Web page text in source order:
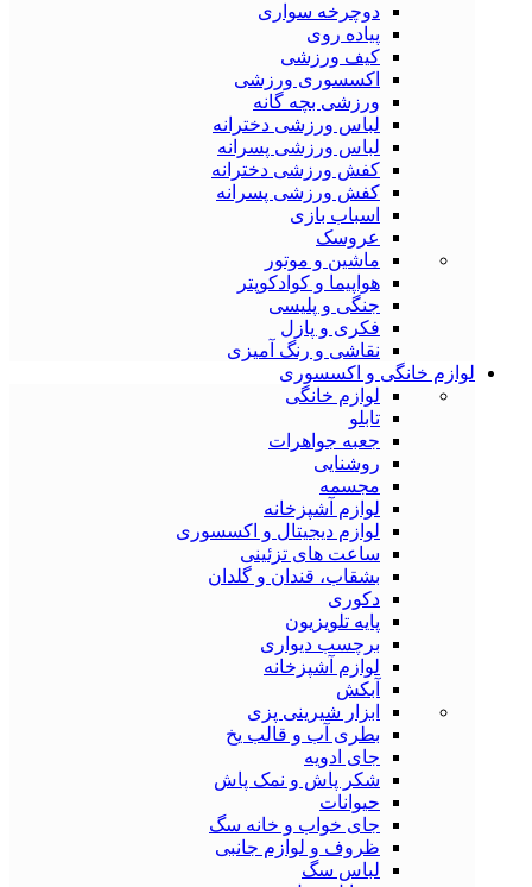
دوچرخه سواری
پیاده روی
کیف ورزشی
اکسسوری ورزشی
ورزشی بچه گانه
لباس ورزشی دخترانه
لباس ورزشی پسرانه
کفش ورزشی دخترانه
کفش ورزشی پسرانه
اسباب بازی
عروسک
ماشین و موتور
هواپیما و کوادکوپتر
جنگی و پلیسی
فکری و پازل
نقاشی و رنگ آمیزی
لوازم خانگی و اکسسوری
لوازم خانگی
تابلو
جعبه جواهرات
روشنایی
مجسمه
لوازم آشپزخانه
لوازم دیجیتال و اکسسوری
ساعت های تزئینی
بشقاب، قندان و گلدان
دکوری
پایه تلویزیون
برچسب دیواری
لوازم آشپزخانه
آبکش
ابزار شیرینی پزی
بطری آب و قالب یخ
جای ادویه
شکر پاش و نمک پاش
حیوانات
جای خواب و خانه سگ
ظروف و لوازم جانبی
لباس سگ